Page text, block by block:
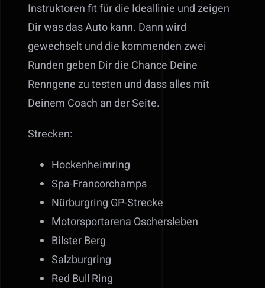
Instruktoren fit für die Ideallinie und zeigen
Dir was das Auto kann. Dann wird
gewechselt und die kommenden zwei
Runden geben Dir die Chance Deine
Renngene zu testen und dass alles mit
Deinem Coach an der Seite.
Strecken:
Hockenheimring
Spa-Francorchamps
Nürburgring GP-Strecke
Motorsportarena Oschersleben
Bilster Berg
Salzburgring
Red Bull Ring